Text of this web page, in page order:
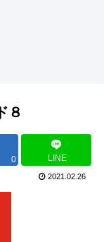
８
0 LINE
2021.02.26